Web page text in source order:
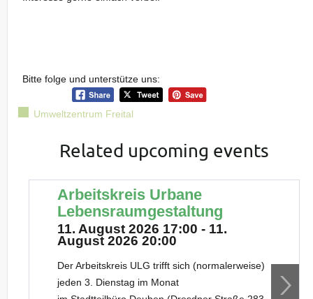
Bitte folge und unterstütze uns:
Umweltzentrum Freital
Related upcoming events
Arbeitskreis Urbane
Lebensraumgestaltung
11. August 2026 17:00 - 11.
August 2026 20:00
Der Arbeitskreis ULG trifft sich (normalerweise)
jeden 3. Dienstag im Monat